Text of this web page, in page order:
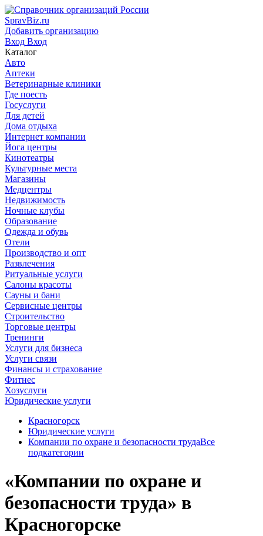
SpravBiz.ru
Добавить организацию
Вход Вход
Каталог
Авто
Аптеки
Ветеринарные клиники
Где поесть
Госуслуги
Для детей
Дома отдыха
Интернет компании
Йога центры
Кинотеатры
Культурные места
Магазины
Медцентры
Недвижимость
Ночные клубы
Образование
Одежда и обувь
Отели
Производство и опт
Развлечения
Ритуальные услуги
Салоны красоты
Сауны и бани
Сервисные центры
Строительство
Торговые центры
Тренинги
Услуги для бизнеса
Услуги связи
Финансы и страхование
Фитнес
Хозуслуги
Юридические услуги
Красногорск
Юридические услуги
Компании по охране и безопасности трудаВсе
подкатегории
«Компании по охране и
безопасности труда» в
Красногорске